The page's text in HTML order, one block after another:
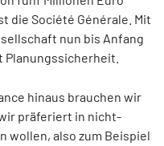
die Société Générale. Mit
nun bis Anfang
Planungssicherheit.
hinaus brauchen wir
präferiert in nicht-
wollen, also zum Beispiel